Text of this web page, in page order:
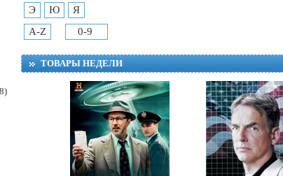
Э
Ю
Я
A-Z
0-9
ТОВАРЫ НЕДЕЛИ